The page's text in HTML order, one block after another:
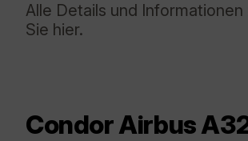
Alle Details und
Sie hier.
Condor Airbus